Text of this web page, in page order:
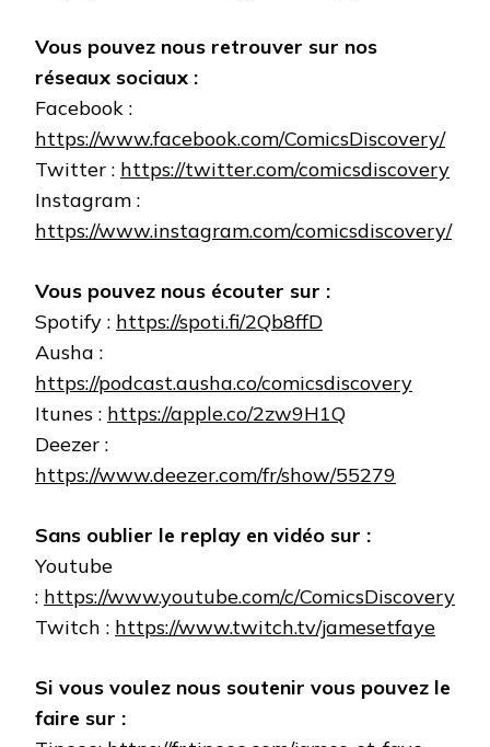
Vous pouvez nous retrouver sur nos
réseaux sociaux :
Facebook :
https://www.facebook.com/ComicsDiscovery/
Twitter : https://twitter.com/comicsdiscovery
Instagram :
https://www.instagram.com/comicsdiscovery/
Vous pouvez nous écouter sur :
Spotify : https://spoti.fi/2Qb8ffD
Ausha :
https://podcast.ausha.co/comicsdiscovery
Itunes : https://apple.co/2zw9H1Q
Deezer :
https://www.deezer.com/fr/show/55279
Sans oublier le replay en vidéo sur :
Youtube
: https://www.youtube.com/c/ComicsDiscovery
Twitch : https://www.twitch.tv/jamesetfaye
Si vous voulez nous soutenir vous pouvez le
faire sur :